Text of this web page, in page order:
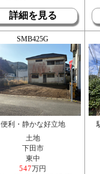
詳細を見る
SMB425G
便利・静かな好立地
土地
下田市
東中
547万円